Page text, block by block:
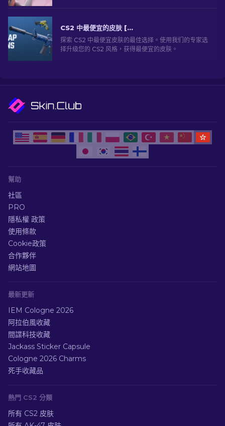
CS2 中最便宜的皮肤 [2026]
探索 CS2 中最便宜皮肤的最佳选择。使用我们的专家选
择升级您的 CS2 风格，获得最便宜的皮肤。
幫助
社區
PRO
隱私權 政策
使用條款
Cookie政策
合作夥伴
網站地圖
最新更新
IEM Cologne 2026
阿拉伯風收藏
間諜科技收藏
Jackass Sticker Capsule
Cologne 2026 Charms
死手收藏品
熱門 CS2 分類
所有 CS2 皮肤